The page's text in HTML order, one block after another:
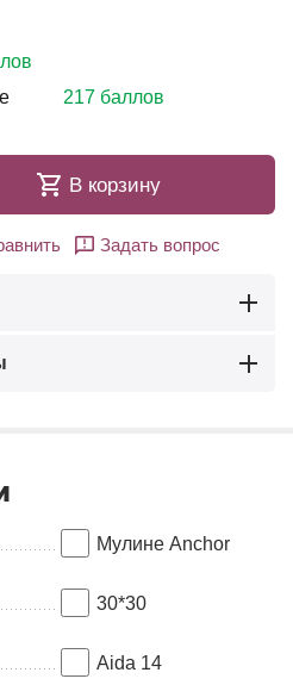
217 баллов
В корзину
Задать вопрос
Мулине Anсhor
30*30
Aida 14